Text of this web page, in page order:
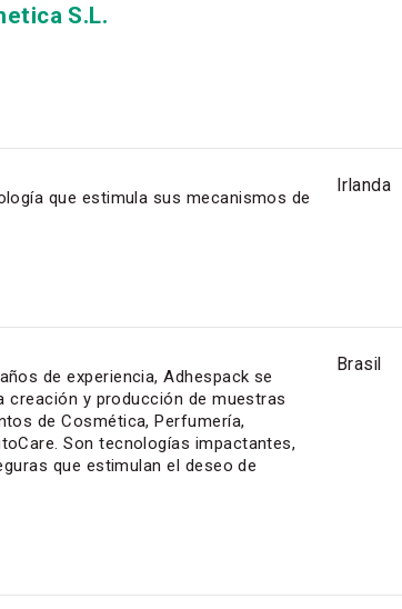
S.L.
que estimula sus mecanismos de
Irlanda
de experiencia, Adhespack se
creación y producción de muestras
de Cosmética, Perfumería,
Son tecnologías impactantes,
que estimulan el deseo de
Brasil